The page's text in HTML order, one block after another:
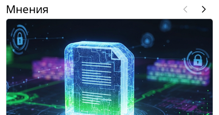
Мнения